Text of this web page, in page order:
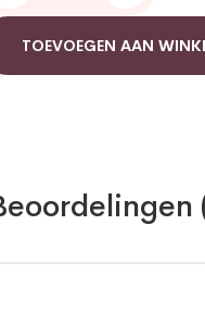
TOEVOEGEN AAN